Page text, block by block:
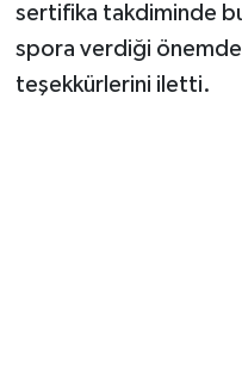
sertifika takdiminde
spora verdiği
teşekkürlerini iletti.